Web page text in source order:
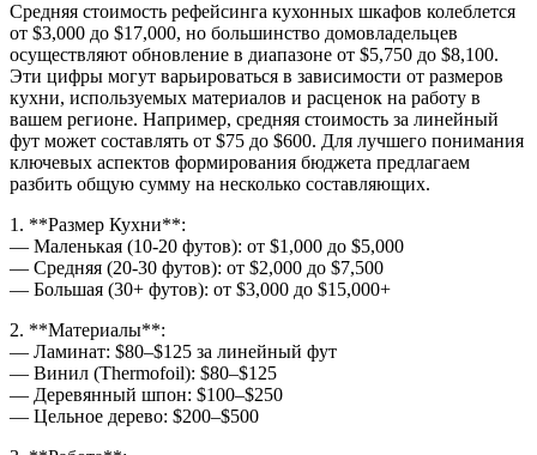
Средняя стоимость рефейсинга кухонных шкафов колеблется
от $3,000 до $17,000, но большинство домовладельцев
осуществляют обновление в диапазоне от $5,750 до $8,100.
Эти цифры могут варьироваться в зависимости от размеров
кухни, используемых материалов и расценок на работу в
вашем регионе. Например, средняя стоимость за линейный
фут может составлять от $75 до $600. Для лучшего понимания
ключевых аспектов формирования бюджета предлагаем
разбить общую сумму на несколько составляющих.
1. **Размер Кухни**:
— Маленькая (10-20 футов): от $1,000 до $5,000
— Средняя (20-30 футов): от $2,000 до $7,500
— Большая (30+ футов): от $3,000 до $15,000+
2. **Материалы**:
— Ламинат: $80–$125 за линейный фут
— Винил (Thermofoil): $80–$125
— Деревянный шпон: $100–$250
— Цельное дерево: $200–$500